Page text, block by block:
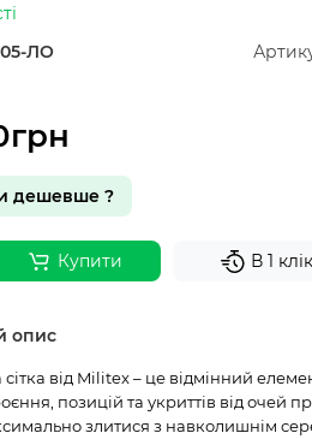
ЛО
дешевше ?
Купити В 1 клік
опис
від Militex – це відмінний
позицій та укриттів від очей
злитися з навколишнім